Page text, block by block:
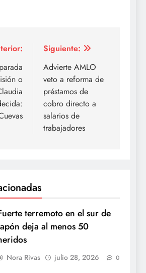
o
Siguiente:
Advierte AMLO
veto a reforma de
préstamos de
cobro directo a
salarios de
trabajadores
terremoto en el sur de
deja al menos 50
Nora Rivas julio 28, 2026 0